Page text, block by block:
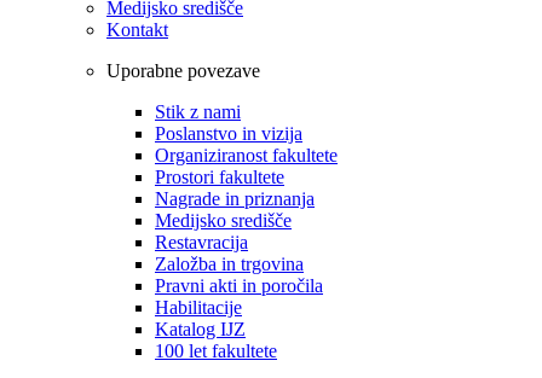
Medijsko središče
Kontakt
Uporabne povezave
Stik z nami
Poslanstvo in vizija
Organiziranost fakultete
Prostori fakultete
Nagrade in priznanja
Medijsko središče
Restavracija
Založba in trgovina
Pravni akti in poročila
Habilitacije
Katalog IJZ
100 let fakultete